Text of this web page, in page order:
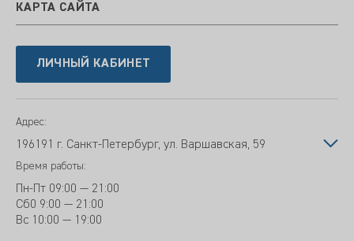
КАРТА САЙТА
ЛИЧНЫЙ КАБИНЕТ
Адрес:
196191 г. Санкт-Петербург, ул. Варшавская, 59
Время работы:
Пн-Пт 09:00 — 21:00
Сб0 9:00 — 21:00
Вс 10:00 — 19:00